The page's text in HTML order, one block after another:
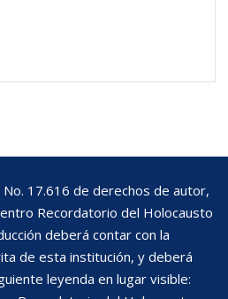
17.616 de derechos de autor,
Recordatorio del Holocausto
deberá contar con la
de esta institución, y deberá
leyenda en lugar visible: